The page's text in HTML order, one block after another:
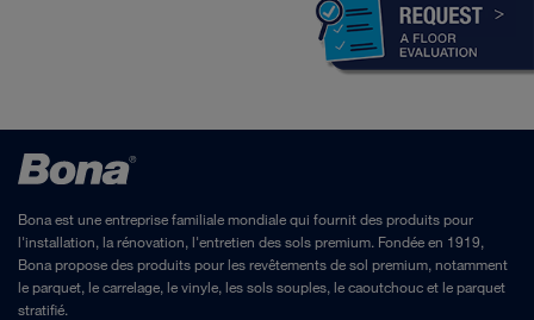
Bona est une entreprise familiale mondiale qui fournit des produits pour
l'installation, la rénovation, l'entretien des sols premium. Fondée en 1919,
Bona propose des produits pour les revêtements de sol premium, notamment
le parquet, le carrelage, le vinyle, les sols souples, le caoutchouc et le parquet
stratifié.